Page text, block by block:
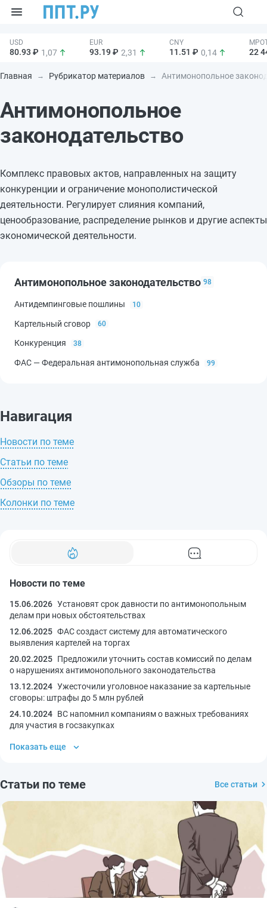
80.93 ₽ 1,07 93.19 ₽ 2,31 11.51 ₽ 0,14 22
Главная Рубрикатор материалов Антимонопольное
Антимонопольное
законодательство
Комплекс правовых актов, направленных на защиту
конкуренции и ограничение монополистической
деятельности. Регулирует слияния компаний,
ценообразование, распределение рынков и другие аспекты
экономической деятельности.
Антимонопольное законодательство 98
Антидемпинговые пошлины 10
Картельный сговор 60
Конкуренция 38
ФАС — Федеральная антимонопольная служба 99
Новости по теме
15.06.2026 Установят срок давности по антимонопольным
делам при новых обстоятельствах
12.06.2025 ФАС создаст систему для автоматического
выявления картелей на торгах
20.02.2025 Предложили уточнить состав комиссий по делам
о нарушениях антимонопольного законодательства
13.12.2024 Ужесточили уголовное наказание за картельные
сговоры: штрафы до 5 млн рублей
24.10.2024 ВС напомнил компаниям о важных требованиях
для участия в госзакупках
Показать еще
Статьи по теме Все статьи
Навигация
Новости по теме
Статьи по теме
Обзоры по теме
Колонки по теме